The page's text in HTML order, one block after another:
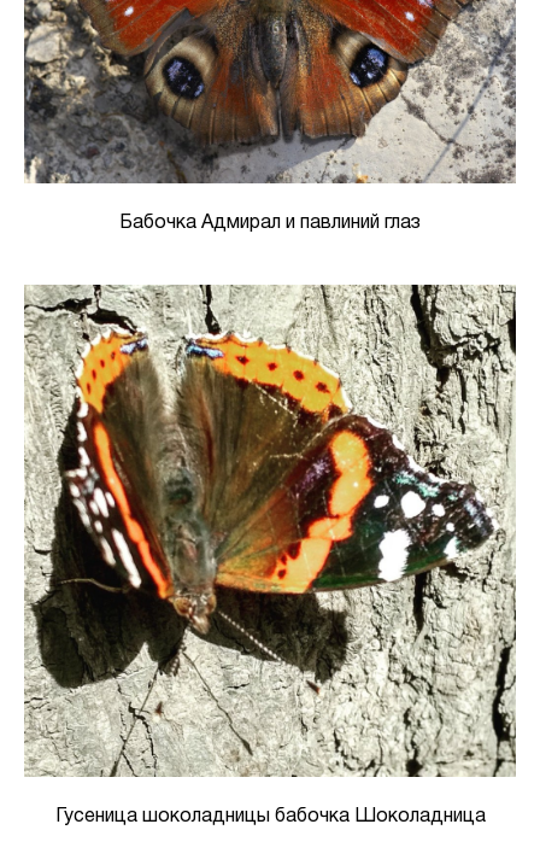
Бабочка Адмирал и павлиний глаз
Гусеница шоколадницы бабочка Шоколадница